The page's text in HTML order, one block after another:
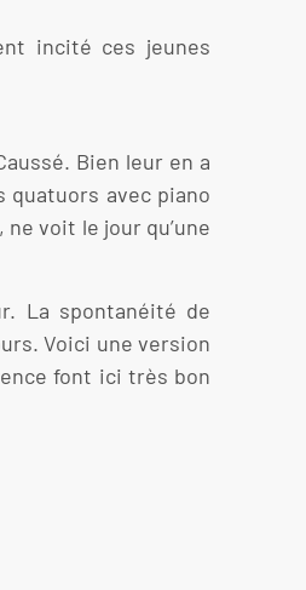
incité ces jeunes
Bien leur en a
quatuors avec piano
voit le jour qu’une
La spontanéité de
Voici une version
font ici très bon